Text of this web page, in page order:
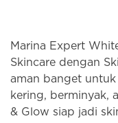
Marina Expert
Skincare dengan
aman banget
kering, berminyak,
& Glow siap jadi